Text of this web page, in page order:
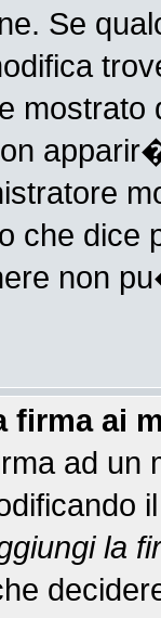
Se
mostrato
che
non
firma ai
ad un
la